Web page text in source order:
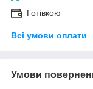
Готівкою
Всі умови оплати
Умови